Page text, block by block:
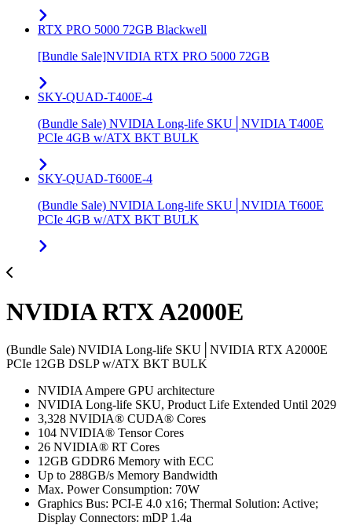
RTX PRO 5000 72GB Blackwell
[Bundle Sale]NVIDIA RTX PRO 5000 72GB
SKY-QUAD-T400E-4
(Bundle Sale) NVIDIA Long-life SKU│NVIDIA T400E
PCIe 4GB w/ATX BKT BULK
SKY-QUAD-T600E-4
(Bundle Sale) NVIDIA Long-life SKU│NVIDIA T600E
PCIe 4GB w/ATX BKT BULK
NVIDIA RTX A2000E
(Bundle Sale) NVIDIA Long-life SKU│NVIDIA RTX A2000E
PCIe 12GB DSLP w/ATX BKT BULK
NVIDIA Ampere GPU architecture
NVIDIA Long-life SKU, Product Life Extended Until 2029
3,328 NVIDIA® CUDA® Cores
104 NVIDIA® Tensor Cores
26 NVIDIA® RT Cores
12GB GDDR6 Memory with ECC
Up to 288GB/s Memory Bandwidth
Max. Power Consumption: 70W
Graphics Bus: PCI-E 4.0 x16; Thermal Solution: Active;
Display Connectors: mDP 1.4a